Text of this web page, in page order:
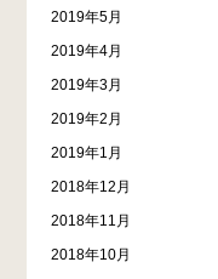
2019年5月
2019年4月
2019年3月
2019年2月
2019年1月
2018年12月
2018年11月
2018年10月